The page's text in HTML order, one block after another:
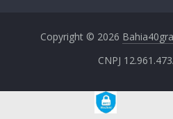
Copyright © 2026
CNPJ